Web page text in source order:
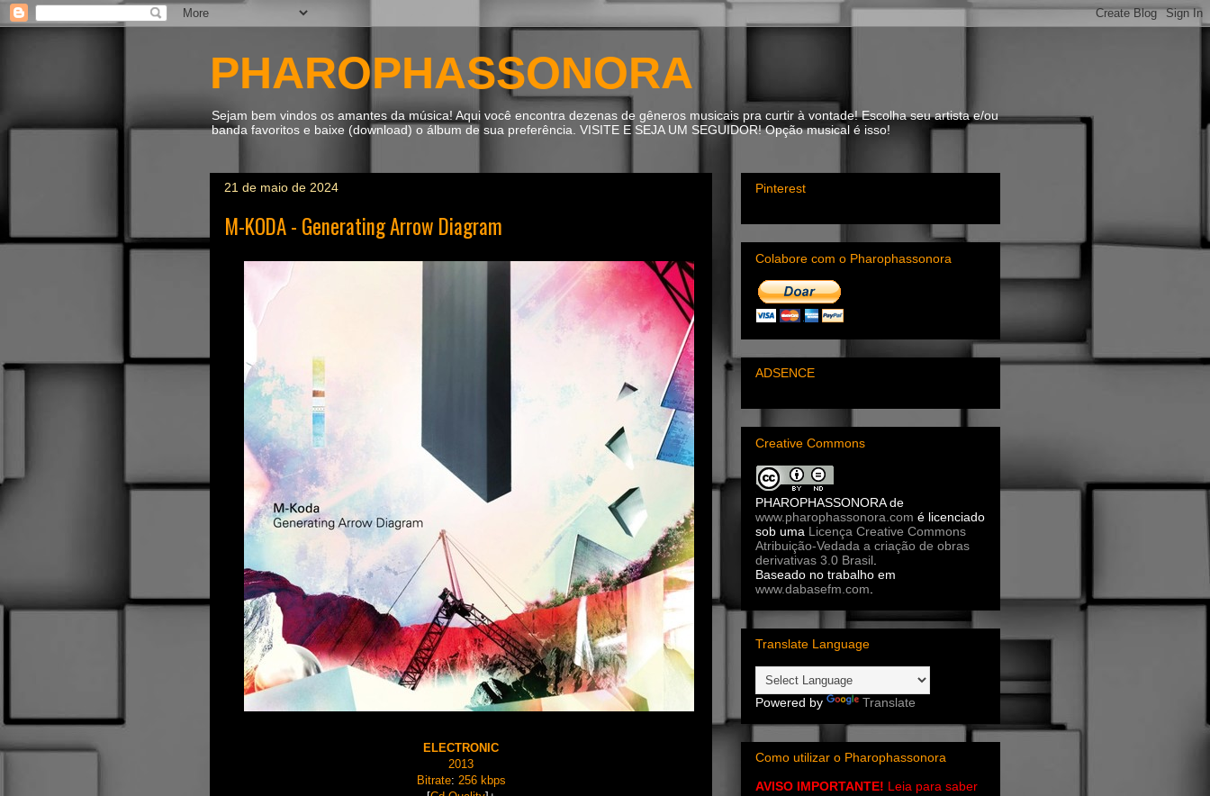
PHAROPHASSONORA
Sejam bem vindos os amantes da música! Aqui você encontra dezenas de gêneros musicais pra curtir à vontade! Escolha seu artista e/ou
banda favoritos e baixe (download) o álbum de sua preferência. VISITE E SEJA UM SEGUIDOR! Opção musical é isso!
21 de maio de 2024
M-KODA - Generating Arrow Diagram
ELECTRONIC
2013
Bitrate: 256 kbps
Pinterest
Colabore com o Pharophassonora
ADSENCE
Creative Commons
PHAROPHASSONORAde
www.pharophassonora.com é licenciado
sob uma Licença Creative Commons
Atribuição-Vedada a criação de obras
derivativas 3.0 Brasil
Baseado no trabalho em
www.dabasefm.com
Translate Language
Powered by Translate
Como utilizar o Pharophassonora
AVISO IMPORTANTE! Leia para saber